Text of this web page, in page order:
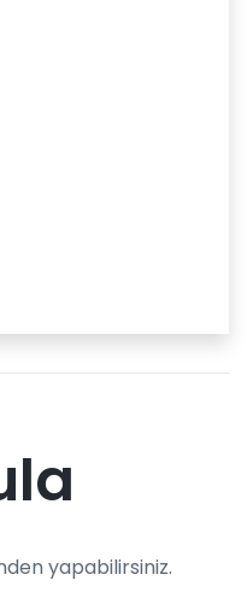
yapabilirsiniz.